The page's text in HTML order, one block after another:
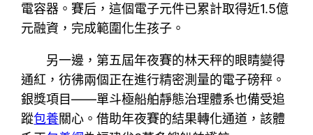
電容器。賽后，這個電子元件已累計取得近1.5億
元融資，完成範圍化生孩子。
另一邊，第五屆年夜賽的林天秤的眼睛變得
通紅，彷彿兩個正在進行精密測量的電子磅秤。
銀獎項目——單斗極船舶靜態治理體系也備受追
蹤包養關心。借助年夜賽的結果轉化通道，該體